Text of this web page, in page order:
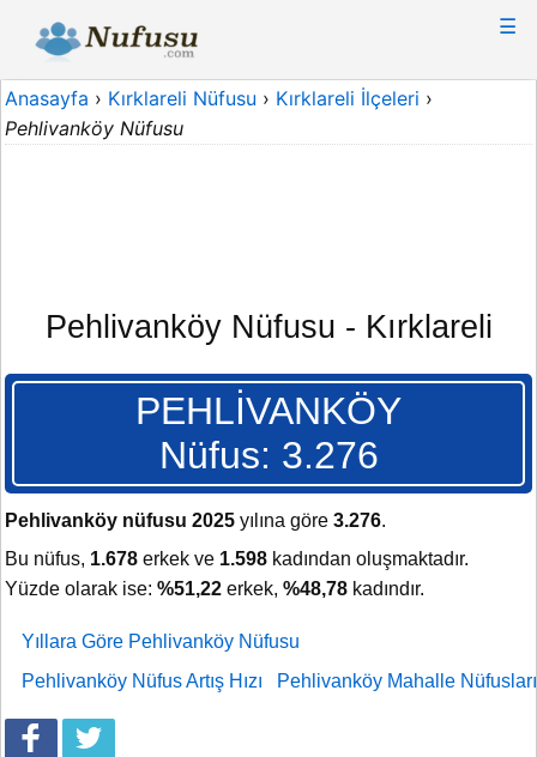
☰
Anasayfa › Kırklareli Nüfusu › Kırklareli İlçeleri ›
Pehlivanköy Nüfusu
Pehlivanköy Nüfusu - Kırklareli
PEHLİVANKÖY
Nüfus: 3.276
Pehlivanköy nüfusu 2025 yılına göre 3.276.
Bu nüfus, 1.678 erkek ve 1.598 kadından oluşmaktadır.
Yüzde olarak ise: %51,22 erkek, %48,78 kadındır.
Yıllara Göre Pehlivanköy Nüfusu
Pehlivanköy Nüfus Artış Hızı
Pehlivanköy Mahalle Nüfusları